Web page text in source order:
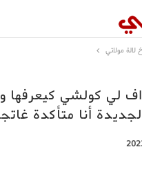
مولاتي
لي كولشي كيعرفها
أنا متأكدة